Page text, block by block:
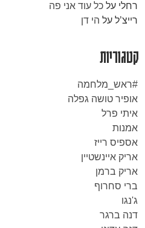
רחלי על כל עוד אני פה
רייצ’ל על הי דן
קטגוריות
#ראש_מלחמה
אופיר טושה גפלה
איתי פרל
אמנות
אספיס רייז
אריק איינשטיין
אריק ברמן
ברי סחרוף
ג'נגו
דנה ברגר